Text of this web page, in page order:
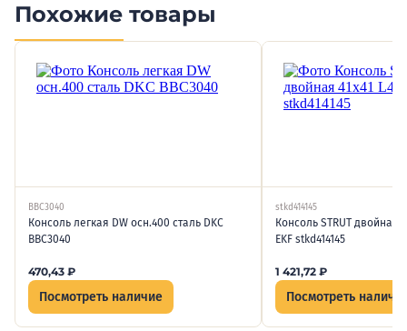
Похожие товары
BBC3040
Консоль легкая DW осн.400 сталь DKC
BBC3040
470,43 ₽
Посмотреть наличие
stkd414145
Консоль STRUT двойная
EKF stkd414145
1 421,72 ₽
Посмотреть